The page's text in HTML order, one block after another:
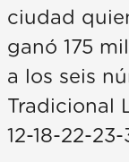
ciudad
ganó 175
a los seis
Tradicional
12-18-22-